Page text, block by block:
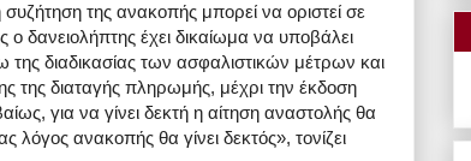
της ανακοπής μπορεί να οριστεί σε
δανειολήπτης έχει δικαίωμα να υποβάλει
διαδικασίας των ασφαλιστικών μέτρων και
της διαταγής πληρωμής, μέχρι την έκδοση
για να γίνει δεκτή η αίτηση αναστολής θα
λόγος ανακοπής θα γίνει δεκτός», τονίζει